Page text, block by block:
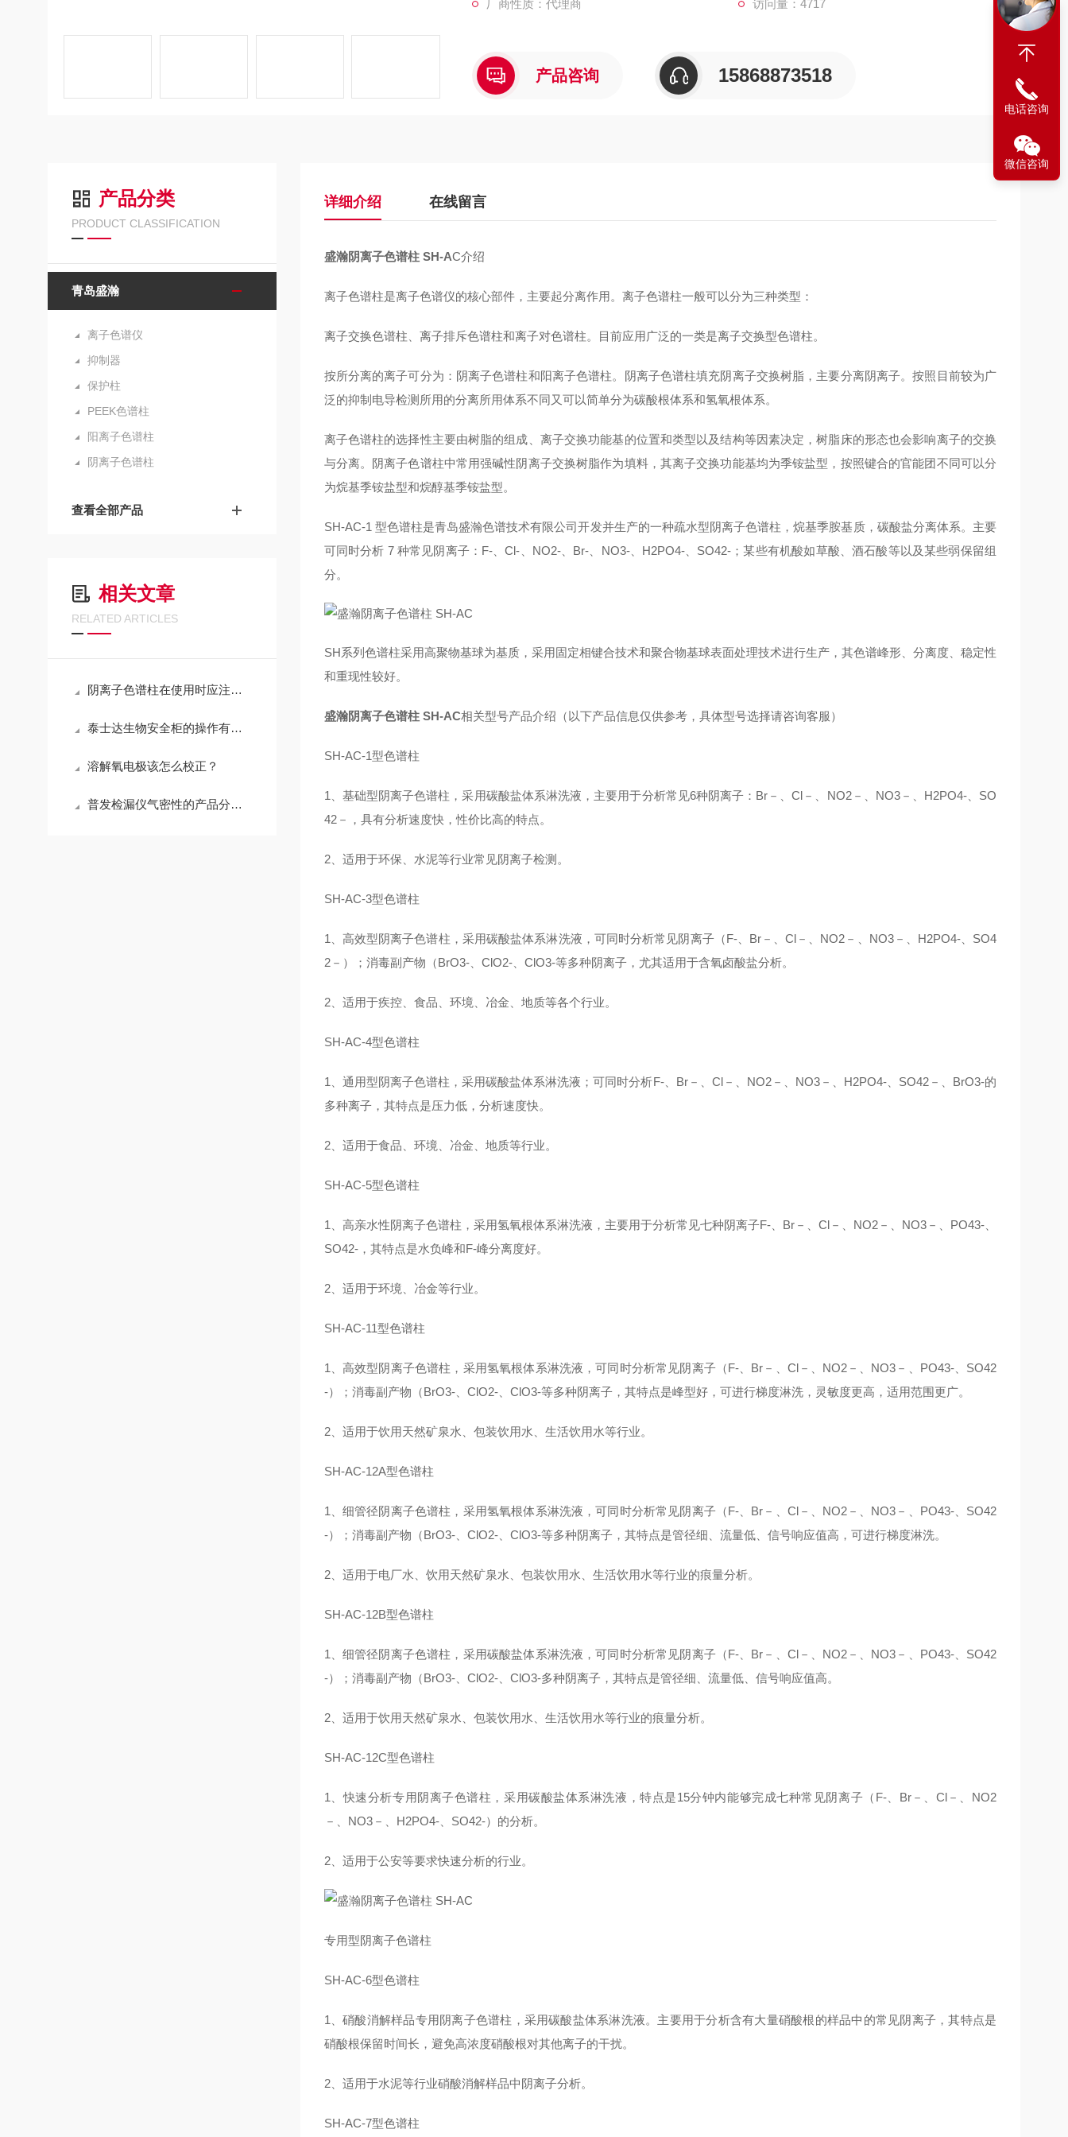
厂商性质：代理商 访问量：4717
产品咨询 15868873518
产品分类
PRODUCT CLASSIFICATION
青岛盛瀚
离子色谱仪
抑制器
保护柱
PEEK色谱柱
阳离子色谱柱
阴离子色谱柱
查看全部产品
相关文章
RELATED ARTICLES
阴离子色谱柱在使用时应注意什么？
泰士达生物安全柜的操作有哪些注意事项
溶解氧电极该怎么校正？
普发检漏仪气密性的产品分为哪两类
详细介绍 在线留言
盛瀚阴离子色谱柱 SH-AC介绍
离子色谱柱是离子色谱仪的核心部件，主要起分离作用。离子色谱柱一般可以分为三种类型：
离子交换色谱柱、离子排斥色谱柱和离子对色谱柱。目前应用广泛的一类是离子交换型色谱柱。
按所分离的离子可分为：阴离子色谱柱和阳离子色谱柱。阴离子色谱柱填充阴离子交换树脂，主要分离阴离子。按照目前较为广
泛的抑制电导检测所用的分离所用体系不同又可以简单分为碳酸根体系和氢氧根体系。
离子色谱柱的选择性主要由树脂的组成、离子交换功能基的位置和类型以及结构等因素决定，树脂床的形态也会影响离子的交换
与分离。阴离子色谱柱中常用强碱性阴离子交换树脂作为填料，其离子交换功能基均为季铵盐型，按照键合的官能团不同可以分
为烷基季铵盐型和烷醇基季铵盐型。
SH-AC-1 型色谱柱是青岛盛瀚色谱技术有限公司开发并生产的一种疏水型阴离子色谱柱，烷基季胺基质，碳酸盐分离体系。主要
可同时分析 7 种常见阴离子：F-、Cl-、NO2-、Br-、NO3-、H2PO4-、SO42-；某些有机酸如草酸、酒石酸等以及某些弱保留组
分。
SH系列色谱柱采用高聚物基球为基质，采用固定相键合技术和聚合物基球表面处理技术进行生产，其色谱峰形、分离度、稳定性
和重现性较好。
盛瀚阴离子色谱柱 SH-AC相关型号产品介绍（以下产品信息仅供参考，具体型号选择请咨询客服）
SH-AC-1型色谱柱
1、基础型阴离子色谱柱，采用碳酸盐体系淋洗液，主要用于分析常见6种阴离子：Br－、Cl－、NO2－、NO3－、H2PO4-、SO
42－，具有分析速度快，性价比高的特点。
2、适用于环保、水泥等行业常见阴离子检测。
SH-AC-3型色谱柱
1、高效型阴离子色谱柱，采用碳酸盐体系淋洗液，可同时分析常见阴离子（F-、Br－、Cl－、NO2－、NO3－、H2PO4-、SO4
2－）；消毒副产物（BrO3-、ClO2-、ClO3-等多种阴离子，尤其适用于含氧卤酸盐分析。
2、适用于疾控、食品、环境、冶金、地质等各个行业。
SH-AC-4型色谱柱
1、通用型阴离子色谱柱，采用碳酸盐体系淋洗液；可同时分析F-、Br－、Cl－、NO2－、NO3－、H2PO4-、SO42－、BrO3-的
多种离子，其特点是压力低，分析速度快。
2、适用于食品、环境、冶金、地质等行业。
SH-AC-5型色谱柱
1、高亲水性阴离子色谱柱，采用氢氧根体系淋洗液，主要用于分析常见七种阴离子F-、Br－、Cl－、NO2－、NO3－、PO43-、
SO42-，其特点是水负峰和F-峰分离度好。
2、适用于环境、冶金等行业。
SH-AC-11型色谱柱
1、高效型阴离子色谱柱，采用氢氧根体系淋洗液，可同时分析常见阴离子（F-、Br－、Cl－、NO2－、NO3－、PO43-、SO42
-）；消毒副产物（BrO3-、ClO2-、ClO3-等多种阴离子，其特点是峰型好，可进行梯度淋洗，灵敏度更高，适用范围更广。
2、适用于饮用天然矿泉水、包装饮用水、生活饮用水等行业。
SH-AC-12A型色谱柱
1、细管径阴离子色谱柱，采用氢氧根体系淋洗液，可同时分析常见阴离子（F-、Br－、Cl－、NO2－、NO3－、PO43-、SO42
-）；消毒副产物（BrO3-、ClO2-、ClO3-等多种阴离子，其特点是管径细、流量低、信号响应值高，可进行梯度淋洗。
2、适用于电厂水、饮用天然矿泉水、包装饮用水、生活饮用水等行业的痕量分析。
SH-AC-12B型色谱柱
1、细管径阴离子色谱柱，采用碳酸盐体系淋洗液，可同时分析常见阴离子（F-、Br－、Cl－、NO2－、NO3－、PO43-、SO42
-）；消毒副产物（BrO3-、ClO2-、ClO3-多种阴离子，其特点是管径细、流量低、信号响应值高。
2、适用于饮用天然矿泉水、包装饮用水、生活饮用水等行业的痕量分析。
SH-AC-12C型色谱柱
1、快速分析专用阴离子色谱柱，采用碳酸盐体系淋洗液，特点是15分钟内能够完成七种常见阴离子（F-、Br－、Cl－、NO2
－、NO3－、H2PO4-、SO42-）的分析。
2、适用于公安等要求快速分析的行业。
专用型阴离子色谱柱
SH-AC-6型色谱柱
1、硝酸消解样品专用阴离子色谱柱，采用碳酸盐体系淋洗液。主要用于分析含有大量硝酸根的样品中的常见阴离子，其特点是
硝酸根保留时间长，避免高浓度硝酸根对其他离子的干扰。
2、适用于水泥等行业硝酸消解样品中阴离子分析。
SH-AC-7型色谱柱
电话咨询
微信咨询